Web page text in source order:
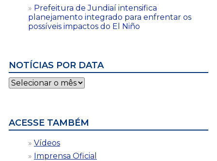
Prefeitura de Jundiaí intensifica
planejamento integrado para enfrentar os
possíveis impactos do El Niño
NOTÍCIAS POR DATA
Notícias
por
ACESSE TAMBÉM
Vídeos
Imprensa Oficial